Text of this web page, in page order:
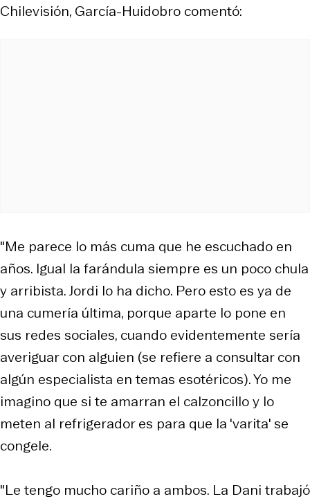
Chilevisión, García-Huidobro comentó:
"Me parece lo más cuma que he escuchado en
años. Igual la farándula siempre es un poco chula
y arribista. Jordi lo ha dicho. Pero esto es ya de
una cumería última, porque aparte lo pone en
sus redes sociales, cuando evidentemente sería
averiguar con alguien (se refiere a consultar con
algún especialista en temas esotéricos). Yo me
imagino que si te amarran el calzoncillo y lo
meten al refrigerador es para que la 'varita' se
congele.
"Le tengo mucho cariño a ambos. La Dani trabajó